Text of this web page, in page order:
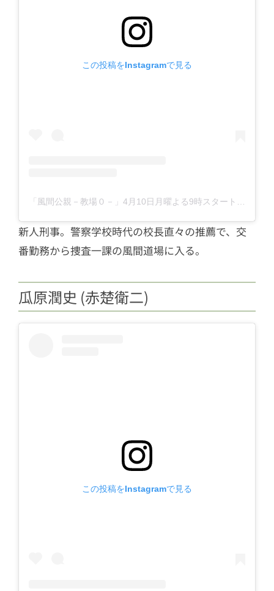
この投稿をInstagramで見る
「風間公親－教場０－」4月10日月曜よる9時スタート【フジテレビ開局65周年特別企画】(@kazamakyojo)がシェアした投稿
新人刑事。警察学校時代の校長直々の推薦で、交
番勤務から捜査一課の風間道場に入る。
瓜原潤史 (赤楚衛二)
この投稿をInstagramで見る